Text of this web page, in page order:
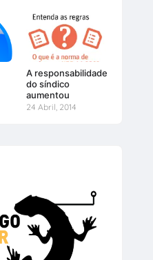
A responsabilidade
do síndico
aumentou
24 Abril, 2014